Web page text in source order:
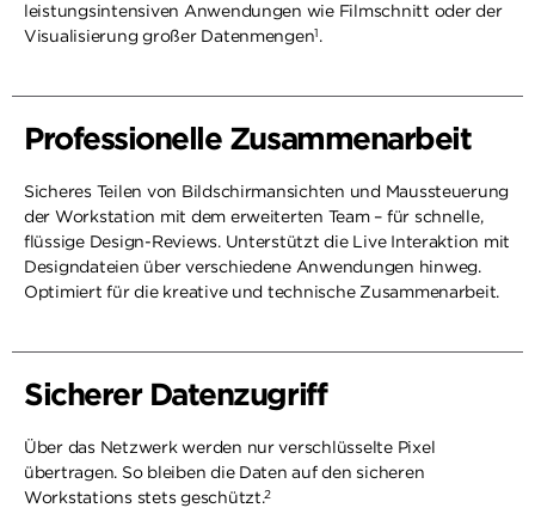
leistungsintensiven Anwendungen wie Filmschnitt oder der
Visualisierung großer Datenmengen1.
Professionelle Zusammenarbeit
Sicheres Teilen von Bildschirmansichten und Maussteuerung
der Workstation mit dem erweiterten Team – für schnelle,
flüssige Design-Reviews. Unterstützt die Live Interaktion mit
Designdateien über verschiedene Anwendungen hinweg.
Optimiert für die kreative und technische Zusammenarbeit.
Sicherer Datenzugriff
Über das Netzwerk werden nur verschlüsselte Pixel
übertragen. So bleiben die Daten auf den sicheren
Workstations stets geschützt.2